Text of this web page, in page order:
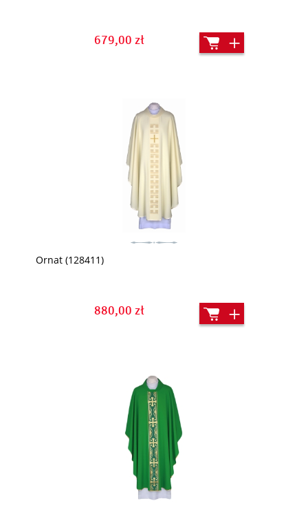
679,00 zł
Ornat (128411)
880,00 zł